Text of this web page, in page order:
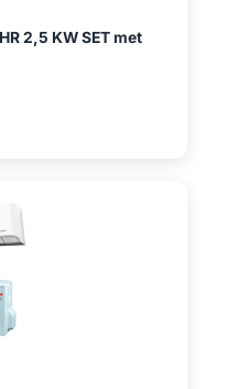
2,5 KW SET met